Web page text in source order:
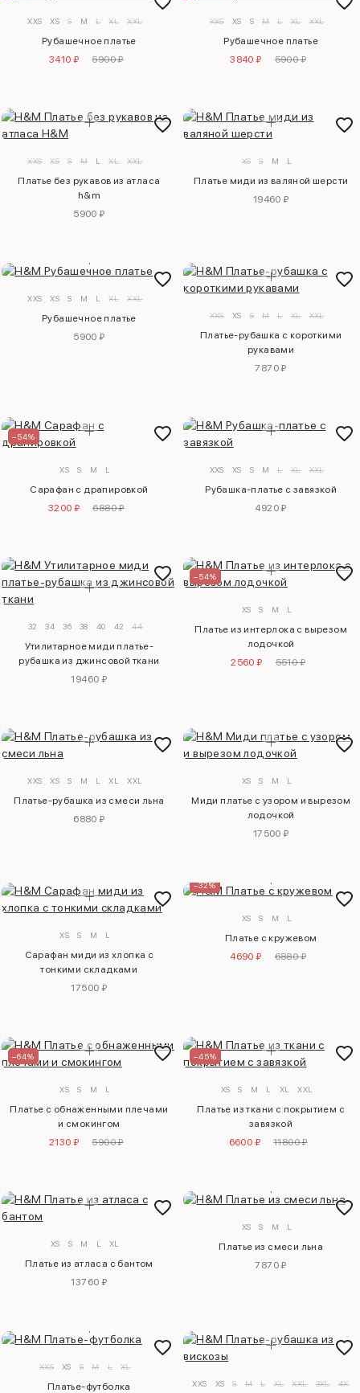
XXS XS S M L XL XXL
Рубашечное платье
3410 ₽
5900 ₽
XXS XS S M L XL XXL
Рубашечное платье
3840 ₽
5900 ₽
XXS XS S M L XL XXL
Платье без рукавов из атласа
h&m
5900 ₽
XS S M L
Платье миди из валяной шерсти
19460 ₽
XXS XS S M L XL XXL
Рубашечное платье
5900 ₽
XXS XS S M L XL XXL
Платье-рубашка с короткими
рукавами
7870 ₽
–54%
XS S M L
Сарафан с драпировкой
3200 ₽
6880 ₽
XXS XS S M L XL XXL
Рубашка-платье с завязкой
4920 ₽
32 34 36 38 40 42 44
Утилитарное миди платье-
рубашка из джинсовой ткани
19460 ₽
–54%
XS S M L
Платье из интерлока с вырезом
лодочкой
2560 ₽
5510 ₽
XXS XS S M L XL XXL
Платье-рубашка из смеси льна
6880 ₽
XS S M L
Миди платье с узором и вырезом
лодочкой
17500 ₽
XS S M L
Сарафан миди из хлопка с
тонкими складками
17500 ₽
–32%
XS S M L
Платье с кружевом
4690 ₽
6880 ₽
–64%
XS S M L
Платье с обнаженными плечами
и смокингом
2130 ₽
5900 ₽
–45%
XS S M L XL XXL
Платье из ткани с покрытием с
завязкой
6600 ₽
11800 ₽
XS S M L XL
Платье из атласа с бантом
13760 ₽
XS S M L
Платье из смеси льна
7870 ₽
XXS XS S M L XL
Платье-футболка XXS XS S M L XL XXL 3XL 4XL